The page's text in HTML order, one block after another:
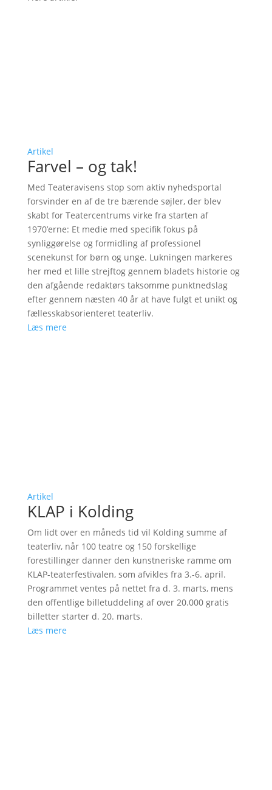
Artikel
Farvel – og tak!
Med Teateravisens stop som aktiv nyhedsportal
forsvinder en af de tre bærende søjler, der blev
skabt for Teatercentrums virke fra starten af
1970’erne: Et medie med specifik fokus på
synliggørelse og formidling af professionel
scenekunst for børn og unge. Lukningen markeres
her med et lille strejftog gennem bladets historie og
den afgående redaktørs taksomme punktnedslag
efter gennem næsten 40 år at have fulgt et unikt og
fællesskabsorienteret teaterliv.
Læs mere
Artikel
KLAP i Kolding
Om lidt over en måneds tid vil Kolding summe af
teaterliv, når 100 teatre og 150 forskellige
forestillinger danner den kunstneriske ramme om
KLAP-teaterfestivalen, som afvikles fra 3.-6. april.
Programmet ventes på nettet fra d. 3. marts, mens
den offentlige billetuddeling af over 20.000 gratis
billetter starter d. 20. marts.
Læs mere